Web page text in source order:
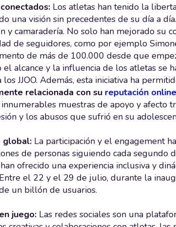
Los atletas han tenido la
una visión sin precedentes de su día a
y camaradería. No solo han mejorado su
de seguidores, como por ejemplo
de más de 100.000 desde que
el alcance y la influencia de los atletas se
los JJOO. Además, esta iniciativa ha
relacionada con su reputación
muestras de apoyo y afecto
y los abusos que sufrió en su
global: La participación y el engagement
de personas siguiendo cada segundo
ofrecido una experiencia inclusiva y
el 22 y el 29 de julio, durante la
un billón de usuarios.
juego: Las redes sociales son una